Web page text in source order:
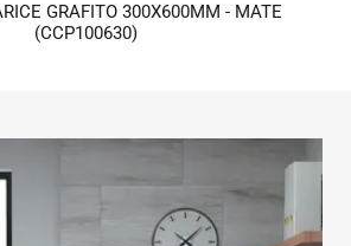
GRAFITO 300X600MM - MATE
(CCP100630)